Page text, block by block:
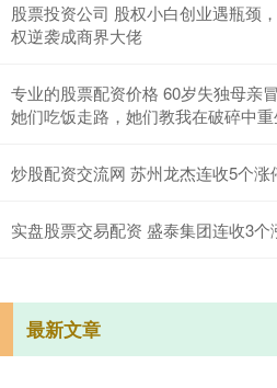
股票投资公司 股权小白创业遇瓶颈
权逆袭成商界大佬
专业的股票配资价格 60岁失独母亲
她们吃饭走路，她们教我在破碎中
炒股配资交流网 苏州龙杰连收5个涨
实盘股票交易配资 盛泰集团连收3个
最新文章